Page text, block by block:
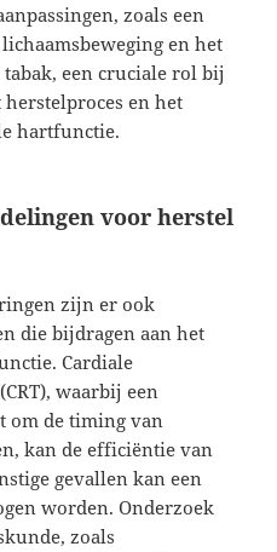
zoals een
en het
een cruciale rol bij
en het
hartfunctie.
voor herstel
zijn er ook
die bijdragen aan het
Cardiale
waarbij een
om de timing van
kan de efficiëntie van
gevallen kan een
worden. Onderzoek
zoals